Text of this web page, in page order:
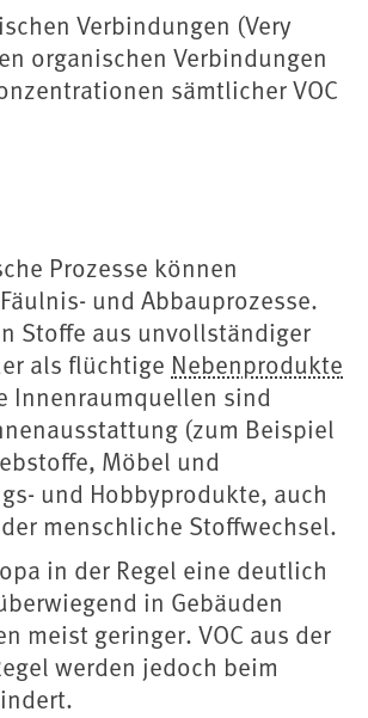
Verbindungen (Very
organischen Verbindungen
sämtlicher VOC
Prozesse können
und Abbauprozesse.
Stoffe aus unvollständiger
als flüchtige Nebenprodukte
Innenraumquellen sind
(zum Beispiel
Möbel und
und Hobbyprodukte, auch
menschliche Stoffwechsel.
in der Regel eine deutlich
in Gebäuden
meist geringer. VOC aus der
werden jedoch beim